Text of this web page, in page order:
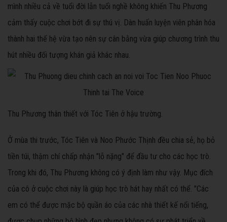
mình nhiều cả về tuổi đời lẫn tuổi nghề không khiến Thu Phương
cảm thấy cuộc chơi bớt đi sự thú vị. Dàn huấn luyện viên phân hóa
thành hai thế hệ vừa tạo nên sự cân bằng vừa giúp chương trình thu
hút nhiều đối tượng khán giả khác nhau.
Thu Phương thân thiết với Tóc Tiên ở hậu trường.
Ở mùa thi trước, Tóc Tiên và Noo Phước Thịnh đều chia sẻ, họ bỏ
tiền túi, thậm chí chấp nhận "lỗ nặng" để đầu tư cho các học trò.
Trong khi đó, Thu Phương không có ý định làm như vậy. Mục đích
của cô ở cuộc chơi này là giúp học trò hát hay nhất có thể. "Các
em có thể được mặc bộ quần áo của các nhà thiết kế nổi tiếng,